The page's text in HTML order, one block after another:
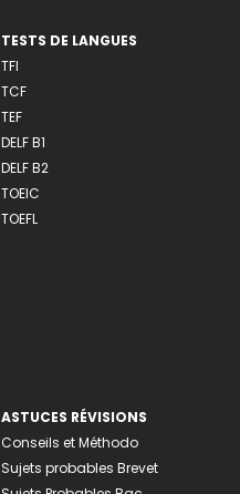
TESTS DE LANGUES
TFI
TCF
TEF
DELF B1
DELF B2
TOEIC
TOEFL
ASTUCES RÉVISIONS
Conseils et Méthodo
Sujets probables Brevet